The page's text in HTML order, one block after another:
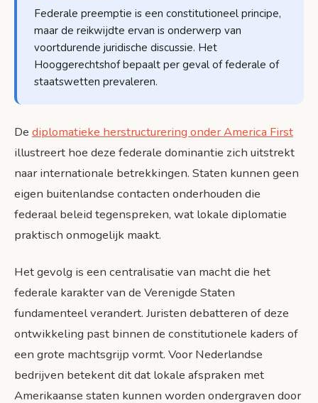
Federale preemptie is een constitutioneel principe,
maar de reikwijdte ervan is onderwerp van
voortdurende juridische discussie. Het
Hooggerechtshof bepaalt per geval of federale of
staatswetten prevaleren.
De diplomatieke herstructurering onder America First
illustreert hoe deze federale dominantie zich uitstrekt
naar internationale betrekkingen. Staten kunnen geen
eigen buitenlandse contacten onderhouden die
federaal beleid tegenspreken, wat lokale diplomatie
praktisch onmogelijk maakt.
Het gevolg is een centralisatie van macht die het
federale karakter van de Verenigde Staten
fundamenteel verandert. Juristen debatteren of deze
ontwikkeling past binnen de constitutionele kaders of
een grote machtsgrijp vormt. Voor Nederlandse
bedrijven betekent dit dat lokale afspraken met
Amerikaanse staten kunnen worden ondergraven door